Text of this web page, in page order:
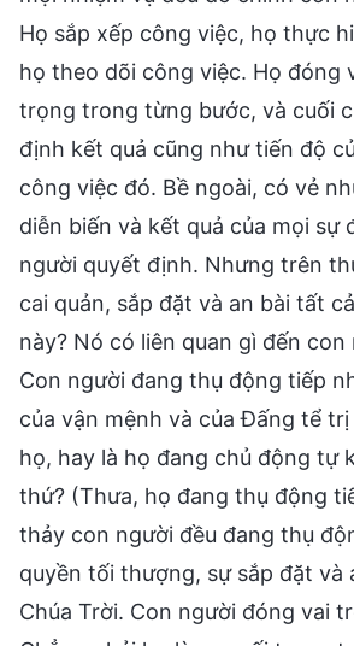
Họ sắp xếp công việc, họ thực
họ theo dõi công việc. Họ đóng
trọng trong từng bước, và cuối
định kết quả cũng như tiến độ
công việc đó. Bề ngoài, có vẻ
diễn biến và kết quả của mọi sự
người quyết định. Nhưng trên
cai quản, sắp đặt và an bài tất
này? Nó có liên quan gì đến
Con người đang thụ động tiếp
của vận mệnh và của Đấng tể
họ, hay là họ đang chủ động tự
thứ? (Thưa, họ đang thụ động
thảy con người đều đang thụ
quyền tối thượng, sự sắp đặt và
Chúa Trời. Con người đóng vai